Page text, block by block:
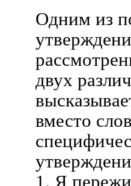
Одним из
двух
вместо
1. Я